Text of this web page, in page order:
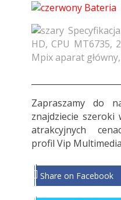
Bateria
HD, CPU MT6735,
Mpix aparat
Zapraszamy do
znajdziecie
atrakcyjnych
profil Vip Multimedia
Share on Facebook